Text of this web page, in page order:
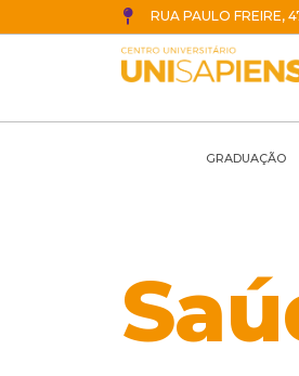
RUA PAULO FREIRE,
GRADUAÇÃO